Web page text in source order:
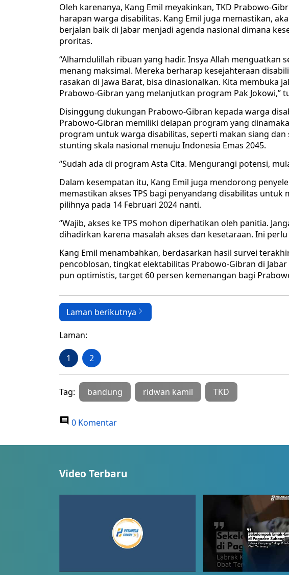
Oleh karenanya, Kang Emil meyakinkan, TKD Prabowo-
harapan warga disabilitas. Kang Emil juga memastikan,
berjalan baik di Jabar menjadi agenda nasional dimana
proritas.
“Alhamdulillah ribuan yang hadir. Insya Allah menguatkan
menang maksimal. Mereka berharap kesejahteraan
rasakan di Jawa Barat, bisa dinasionalkan. Kita membuka
Prabowo-Gibran yang melanjutkan program Pak Jokowi,”
Disinggung dukungan Prabowo-Gibran kepada warga
Prabowo-Gibran memiliki delapan program yang
program untuk warga disabilitas, seperti makan siang
stunting skala nasional menuju Indonesia Emas 2045.
“Sudah ada di program Asta Cita. Mengurangi potensi,
Dalam kesempatan itu, Kang Emil juga mendorong
memastikan akses TPS bagi penyandang disabilitas
pilihnya pada 14 Februari 2024 nanti.
“Wajib, akses ke TPS mohon diperhatikan oleh panitia.
dihadirkan karena masalah akses dan kesetaraan. Ini
Kang Emil menambahkan, berdasarkan hasil survei
pencoblosan, tingkat elektabilitas Prabowo-Gibran di
pun optimistis, target 60 persen kemenangan bagi
Laman berikutnya
Laman:
1 2
Tag: bandung ridwan kamil TKD
0 Komentar
Video Terbaru